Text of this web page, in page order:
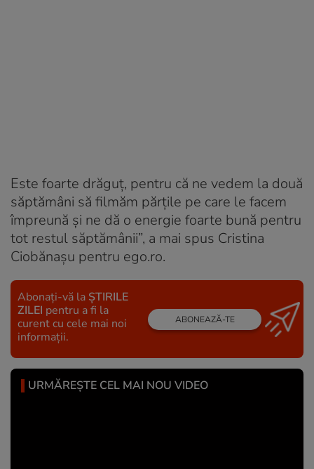
Este foarte drăguț, pentru că ne vedem la două
săptămâni să filmăm părțile pe care le facem
împreună și ne dă o energie foarte bună pentru
tot restul săptămânii”, a mai spus Cristina
Ciobănașu pentru ego.ro.
Abonați-vă la ȘTIRILE
ZILEI pentru a fi la
curent cu cele mai noi
informații.
ABONEAZĂ-TE
URMĂREȘTE CEL MAI NOU VIDEO